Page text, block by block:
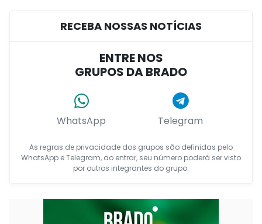
RECEBA NOSSAS NOTÍCIAS
ENTRE NOS
GRUPOS DA BRADO
WhatsApp Telegram
As regras de privacidade dos grupos são definidas pelo
WhatsApp e Telegram, ao entrar, seu número poderá ser visto
por outros integrantes do grupo.